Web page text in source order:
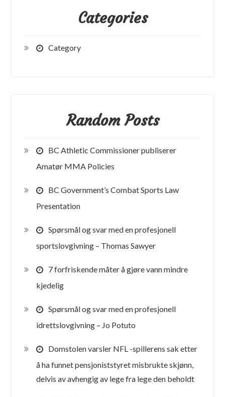
Categories
Category
Random Posts
BC Athletic Commissioner publiserer
Amatør MMA Policies
BC Government’s Combat Sports Law
Presentation
Spørsmål og svar med en profesjonell
sportslovgivning – Thomas Sawyer
7 forfriskende måter å gjøre vann mindre
kjedelig
Spørsmål og svar med en profesjonell
idrettslovgivning – Jo Potuto
Domstolen varsler NFL -spillerens sak etter
å ha funnet pensjoniststyret misbrukte skjønn,
delvis av avhengig av lege fra lege den beholdt